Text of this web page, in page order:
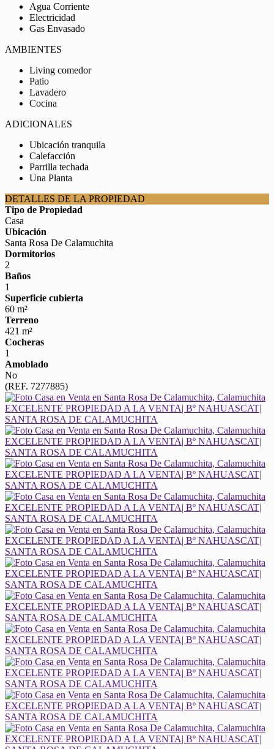
Agua Corriente
Electricidad
Gas Envasado
AMBIENTES
Living comedor
Patio
Lavadero
Cocina
ADICIONALES
Ubicación tranquila
Calefacción
Parrilla techada
Una Planta
DETALLES DE LA PROPIEDAD
Tipo de Propiedad
Casa
Ubicación
Santa Rosa De Calamuchita
Dormitorios
2
Baños
1
Superficie cubierta
60 m²
Terreno
421 m²
Cocheras
1
Amoblado
No
(REF. 7277885)